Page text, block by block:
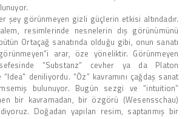
şey görünmeyen gizli güçlerin etkisi altındadır.
resimlerinde nesnelerin dış görünümünü
Ortaçağ sanatında olduğu gibi, onun sanatı
arar, öze yöneliktir. Görünmeyen
“Substanz” cevher ya da Platon
deniliyordu. “Öz” kavramını çağdaş sanat
bulunuyor. Bugün sezgi ve “intuition”
bir kavramadan, bir özgörü (Wesensschau)
Doğadan yapılan resim, saptanmış bir